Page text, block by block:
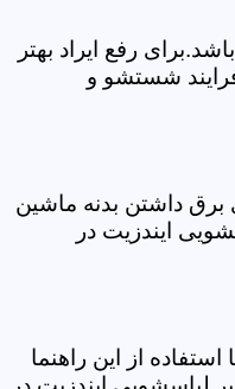
رفع ایراد بهتر
شستشو و
داشتن بدنه ماشین
ایندزیت در
از این راهنما